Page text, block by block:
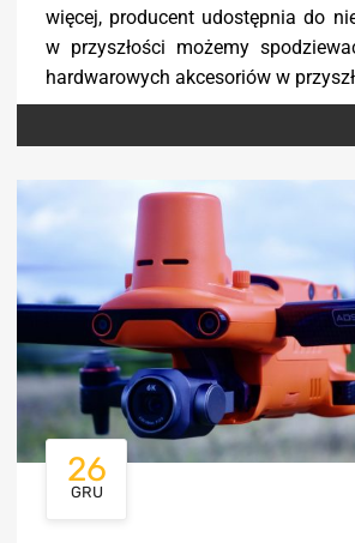
więcej, producent udostępnia do
w przyszłości możemy
hardwarowych akcesoriów w
26
GRU